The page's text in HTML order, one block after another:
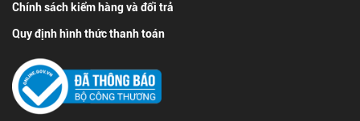
Chính sách kiểm hàng và đổi trả
Quy định hình thức thanh toán